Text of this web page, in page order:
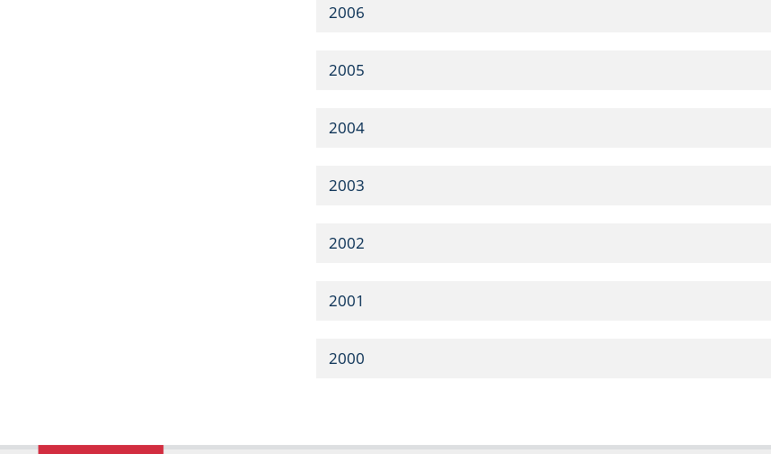
2006
2005
2004
2003
2002
2001
2000